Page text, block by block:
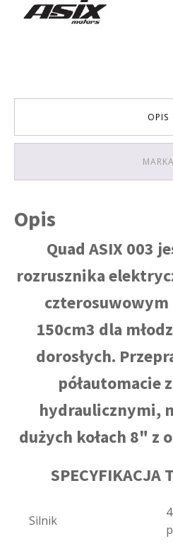
BIEG+1
WSTECZNY)
OPIS
MARKA
Opis
Quad ASIX 003
rozrusznika
czterosuwowym
150cm3 dla
dorosłych.
półautomacie
hydraulicznymi,
dużych kołach 8" z
SPECYFIKACJA
Silnik